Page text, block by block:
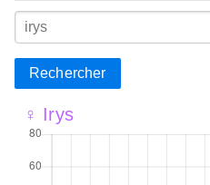
Rechercher
♀ Irys